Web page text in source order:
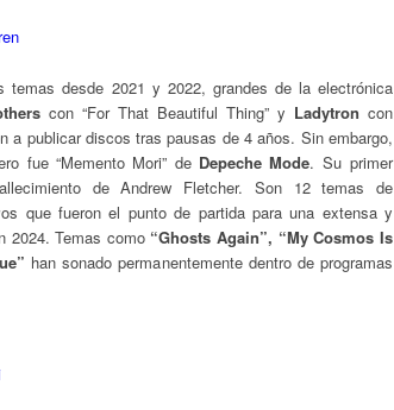
temas desde 2021 y 2022, grandes de la electrónica
con “For That Beautiful Thing” y Ladytron con
a publicar discos tras pausas de 4 años. Sin embargo,
fue “Memento Mori” de Depeche Mode. Su primer
de Andrew Fletcher. Son 12 temas de
que fueron el punto de partida para una extensa y
2024. Temas como “Ghosts Again”, “My Cosmos Is
han sonado permanentemente dentro de programas